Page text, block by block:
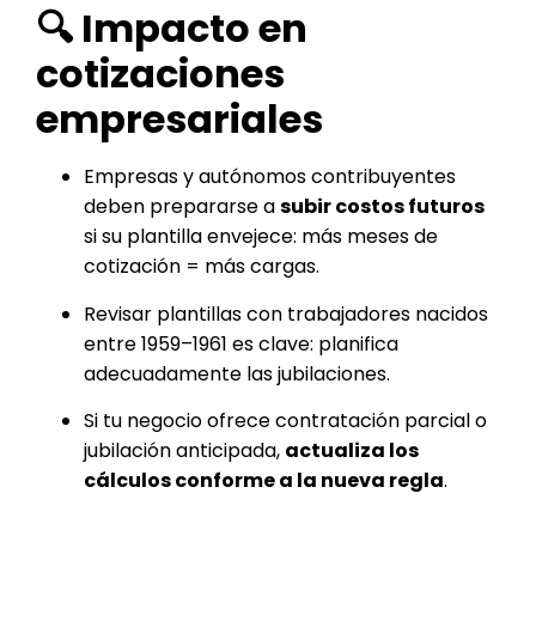
🔍 Impacto en
cotizaciones
empresariales
Empresas y autónomos contribuyentes
deben prepararse asubir costos futuros
si su plantilla envejece: más meses de
cotización = más cargas.
Revisar plantillas con trabajadores nacidos
entre 1959–1961 es clave: planifica
adecuadamente las jubilaciones.
Si tu negocio ofrece contratación parcial o
jubilación anticipada, actualiza los
cálculos conforme a la nueva regla.